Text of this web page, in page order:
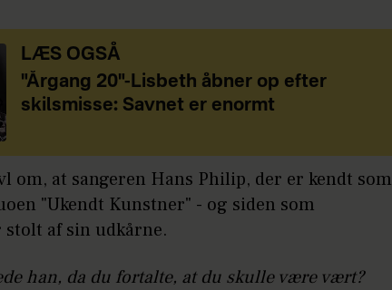
LÆS OGSÅ
"Årgang 20"-Lisbeth åbner op efter
skilsmisse: Savnet er enormt
om, at sangeren Hans Philip, der er kendt som
"Ukendt Kunstner" - og siden som
af sin udkårne.
han, da du fortalte, at du skulle være vært?